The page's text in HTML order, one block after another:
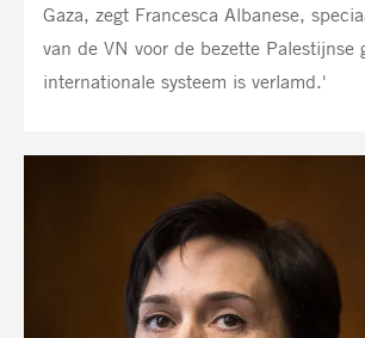
Gaza, zegt Francesca Albanese,
van de VN voor de bezette Palestijnse
internationale systeem is verlamd.'